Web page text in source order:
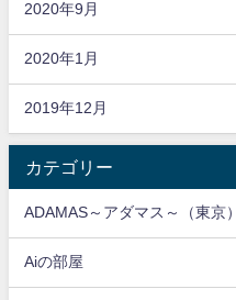
2020年9月
2020年1月
2019年12月
カテゴリー
ADAMAS～アダマス～（東京）
Aiの部屋